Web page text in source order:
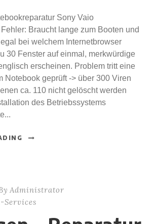
Sony Vaio
Braucht lange zum Booten und
bei welchem Internetbrowser
30 Fenster auf einmal, merkwürdige
erscheinen. Problem tritt eine
Notebook geprüft -> über 300 Viren
ca. 110 nicht gelöscht werden
des Betriebssystems
Administrator
Services